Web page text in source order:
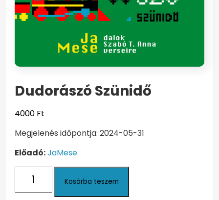
Dudorászó Szünidő
4000 Ft
Megjelenés időpontja: 2024-05-31
Előadó:JaMese
Szünidő
mennyiség
Kosárba teszem